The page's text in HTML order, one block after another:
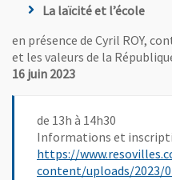
La laïcité et l’école
en présence de Cyril ROY,
et les valeurs de la
16 juin 2023
de 13h à 14h30
Informations et
https://
content/uploads/2023/